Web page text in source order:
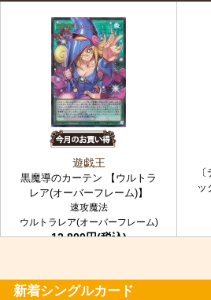
遊戯王
黒魔導のカーテン 【ウルトラ
レア(オーバーフレーム)】
速攻魔法
ウルトラレア(オーバーフレーム)
12,800円(税込)
ッ
新着シングルカード